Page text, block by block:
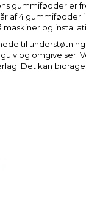
gummifødder er
af 4 gummifødder
og
til
og omgivelser.
Det kan